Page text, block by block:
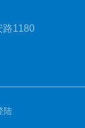
路1180
陆